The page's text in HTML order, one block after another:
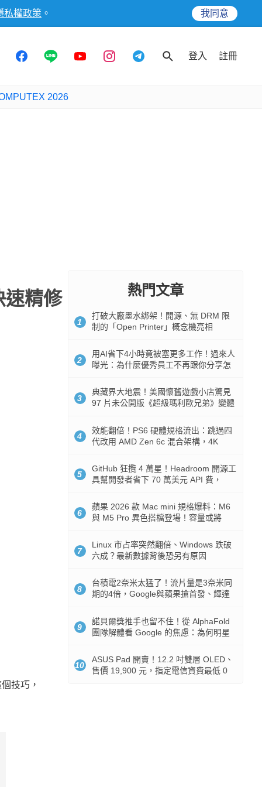
私權政策 。 我同意
登入 註冊
2026
速精修
技巧，
熱門文章
1
打破大廠墨水綁架！開源、無 DRM 限
制的「Open Printer」概念機亮相
2
用AI省下4小時竟被塞更多工作！過來人
曝光：為什麼優秀員工不再跟你分享怎
3
典藏界大地震！美國懷舊遊戲小店驚見
97 片未公開版《超級瑪利歐兄弟》變體
4
效能翻倍！PS6 硬體規格流出：跳過四
代改用 AMD Zen 6c 混合架構，4K
5
GitHub 狂攬 4 萬星！Headroom 開源工
具幫開發者省下 70 萬美元 API 費，
6
蘋果 2026 款 Mac mini 規格爆料：M6
與 M5 Pro 異色搭檔登場！容量或將
7
Linux 市占率突然翻倍、Windows 跌破
六成？最新數據背後恐另有原因
8
台積電2奈米太猛了！流片量是3奈米同
期的4倍，Google與蘋果搶首發、輝達
9
諾貝爾獎推手也留不住！從 AlphaFold
團隊解體看 Google 的焦慮：為何明星
10
ASUS Pad 開賣！12.2 吋雙層 OLED、
售價 19,900 元，指定電信資費最低 0